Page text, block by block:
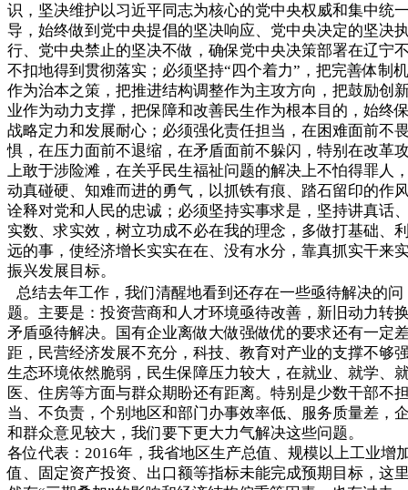
识，坚决维护以习近平同志为核心的党中央权威和集中统
导，始终做到党中央提倡的坚决响应、党中央决定的坚决
行、党中央禁止的坚决不做，确保党中央决策部署在辽宁
不扣地得到贯彻落实；必须坚持“四个着力”，把完善体制
作为治本之策，把推进结构调整作为主攻方向，把鼓励创
业作为动力支撑，把保障和改善民生作为根本目的，始终
战略定力和发展耐心；必须强化责任担当，在困难面前不
惧，在压力面前不退缩，在矛盾面前不躲闪，特别在改革
上敢于涉险滩，在关乎民生福祉问题的解决上不怕得罪人
动真碰硬、知难而进的勇气，以抓铁有痕、踏石留印的作
诠释对党和人民的忠诚；必须坚持实事求是，坚持讲真话
实数、求实效，树立功成不必在我的理念，多做打基础、
远的事，使经济增长实实在在、没有水分，靠真抓实干来
振兴发展目标。
总结去年工作，我们清醒地看到还存在一些亟待解决的问
题。主要是：投资营商和人才环境亟待改善，新旧动力转
矛盾亟待解决。国有企业离做大做强做优的要求还有一定
距，民营经济发展不充分，科技、教育对产业的支撑不够
生态环境依然脆弱，民生保障压力较大，在就业、就学、
医、住房等方面与群众期盼还有距离。特别是少数干部不
当、不负责，个别地区和部门办事效率低、服务质量差，
和群众意见较大，我们要下更大力气解决这些问题。
各位代表：2016年，我省地区生产总值、规模以上工业增
值、固定资产投资、出口额等指标未能完成预期目标，这